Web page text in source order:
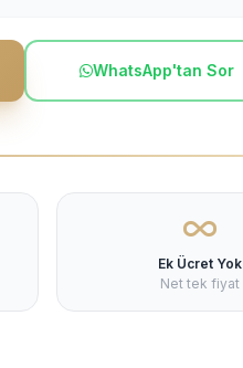
WhatsApp'tan Sor
Ek Ücret Yok
Net tek fiyat